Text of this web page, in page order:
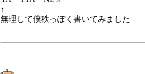
↑
無理して僕秩っぽく書いてみました